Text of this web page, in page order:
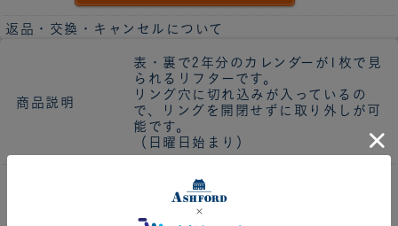
返品・交換・キャンセルについて
商品説明
表・裏で2年分のカレンダーが1枚で見
られるリフターです。
リング穴に切れ込みが入っているの
で、リングを開閉せずに取り外しが可
能です。
（日曜日始まり）
下敷きや栞としても使えるカレンダ
見る頻度の高いページに挟んでおけ